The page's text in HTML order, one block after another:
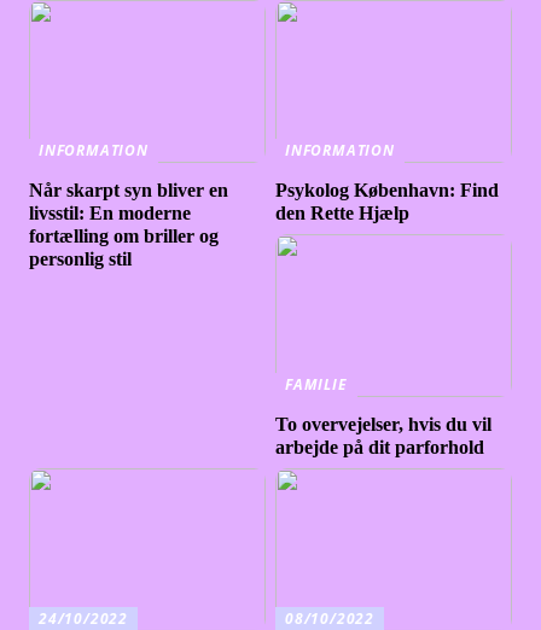
INFORMATION
Når skarpt syn bliver en
livsstil: En moderne
fortælling om briller og
personlig stil
INFORMATION
Psykolog København: Find
den Rette Hjælp
FAMILIE
To overvejelser, hvis du vil
arbejde på dit parforhold
24/10/2022
08/10/2022